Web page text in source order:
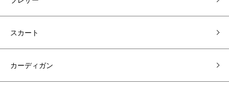
スカート
カーディガン